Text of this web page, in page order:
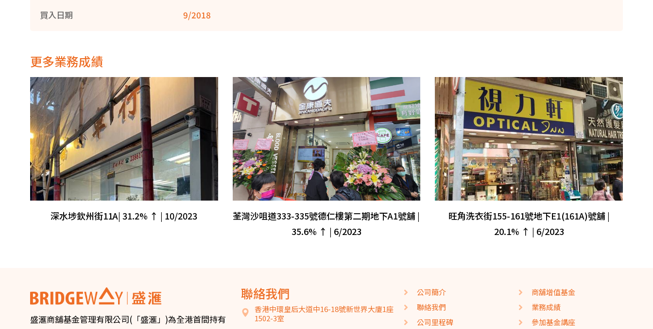
買入日期 9/2018
更多業務成績
深水埗欽州街11A| 31.2% ↑ | 10/2023
荃灣沙咀道333-335號德仁樓第二期地下A1號舖 |
35.6% ↑ | 6/2023
旺角洗衣街155-161號地下E1(161A)號舖 |
20.1% ↑ | 6/2023
盛滙商舖基金管理有限公司(「盛滙」)為全港首間持有
聯絡我們
香港中環皇后大道中16-18號新世界大廈1座
1502-3室
公司簡介
聯絡我們
公司里程碑
商舖增值基金
業務成績
參加基金講座